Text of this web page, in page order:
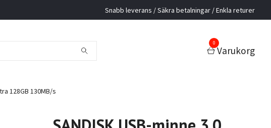
Snabb leverans / Säkra betalningar / Enkla returer
0
Varukorg
128GB 130MB/s